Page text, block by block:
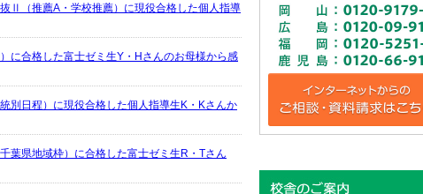
Ⅱ（推薦A・学校推薦）に現役合格した個人指導
に合格した富士ゼミ生Y・Hさんのお母様から感
別日程）に現役合格した個人指導生K・Kさんか
葉県地域枠）に合格した富士ゼミ生R・Tさん